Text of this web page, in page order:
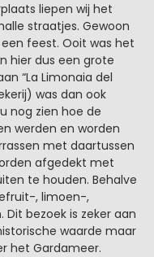
liepen wij het
straatjes. Gewoon
feest. Ooit was het
hier dus een grote
“La Limonaia del
was dan ook
nog zien hoe de
werden en worden
met daartussen
afgedekt met
te houden. Behalve
, limoen-,
bezoek is zeker aan
waarde maar
het Gardameer.